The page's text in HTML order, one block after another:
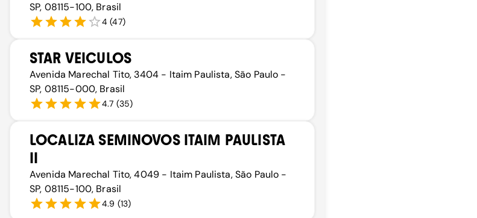
SP, 08115-100, Brasil
4 (47)
STAR VEICULOS
Avenida Marechal Tito, 3404 - Itaim Paulista, São Paulo -
SP, 08115-000, Brasil
4.7 (35)
LOCALIZA SEMINOVOS ITAIM PAULISTA
II
Avenida Marechal Tito, 4049 - Itaim Paulista, São Paulo -
SP, 08115-100, Brasil
4.9 (13)